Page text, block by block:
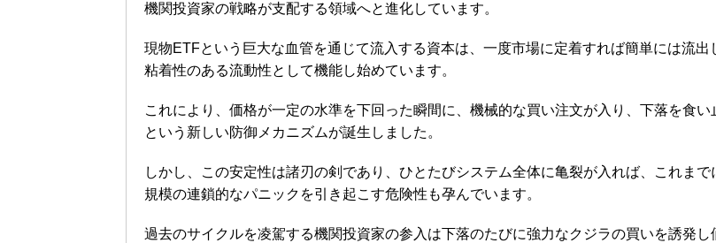
機関投資家の戦略が支配する領域へと進化しています。
現物ETFという巨大な血管を通じて流入する資本は、一度市場に定着すれば簡単には流出
粘着性のある流動性として機能し始めています。
これにより、価格が一定の水準を下回った瞬間に、機械的な買い注文が入り、下落を食い
という新しい防御メカニズムが誕生しました。
しかし、この安定性は諸刃の剣であり、ひとたびシステム全体に亀裂が入れば、これまで
規模の連鎖的なパニックを引き起こす危険性も孕んでいます。
過去のサイクルを凌駕する機関投資家の参入は下落のたびに強力なクジラの買いを誘発し